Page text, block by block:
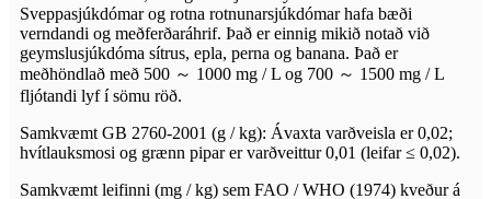
Sveppasjúkdómar og rotna rotnunarsjúkdómar hafa bæði
verndandi og meðferðaráhrif. Það er einnig mikið notað við
geymslusjúkdóma sítrus, epla, perna og banana. Það er
meðhöndlað með 500 ～ 1000 mg / L og 700 ～ 1500 mg / L
fljótandi lyf í sömu röð.
Samkvæmt GB 2760-2001 (g / kg): Ávaxta varðveisla er 0,02;
hvítlauksmosi og grænn pipar er varðveittur 0,01 (leifar ≤ 0,02).
Samkvæmt leifinni (mg / kg) sem FAO / WHO (1974) kveður á